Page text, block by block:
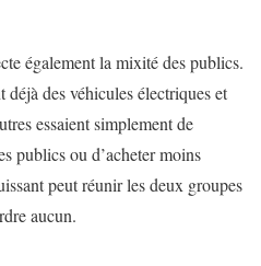
également la mixité des publics.
déjà des véhicules électriques et
essaient simplement de
publics ou d’acheter moins
peut réunir les deux groupes
aucun.